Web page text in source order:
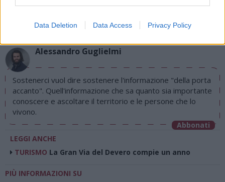
Data Deletion Data Access Privacy Policy
diagosto
Alessandro Guglielmi
Sostenerci vuol dire sostenere l'informazione "della porta
accanto". Quell'informazione che sa quanto sia importante
conoscere e ascoltare il territorio e le persone che lo
vivono.
Abbonati
LEGGI ANCHE
TURISMO La Gran Via del Devero compie un anno
PIÙ INFORMAZIONI SU